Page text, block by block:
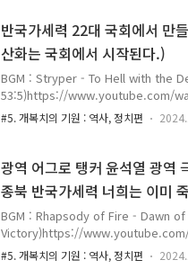
제27조 제4항에 의거, 무죄추정의 원
세력과 그에 동조하는 언론, 노조, 시
를 지었다고 아예 못을 박고 있다. 왜
렵기에 윤석열 대통령에 대한 공격을
반국가세력 22대 국회에서 만
산화는 국회에서 시작된다.)
BGM : Stryper - To Hell with the
53:5)https://www.youtube.com/
세력이 맞다. 왜냐하면 그들이 만드는
공산화 시키려 하고 있다. 필자는 대
부 쏟아내고 있다. 또한, 계엄령이 얼
고 있다. 계엄령 법안의 골자는 바로
령 발동을 하는 데 국회가 제동을 걸
다. 국회 의안정보시스템 '계엄' 검색
#5. 개복치의 기원 : 역사, 정치편
광역 어그로 탱커 윤석열 광역
종북 반국가세력 너희는 이미
BGM : Rhapsody of Fire - Dawn
Victory)https://www.youtube.com/
에는 메탈이 가장 어울린다. 필자는 윤
적극 지지하며 그의 승리를 기원한다.
#5. 개복치의 기원 : 역사, 정치편